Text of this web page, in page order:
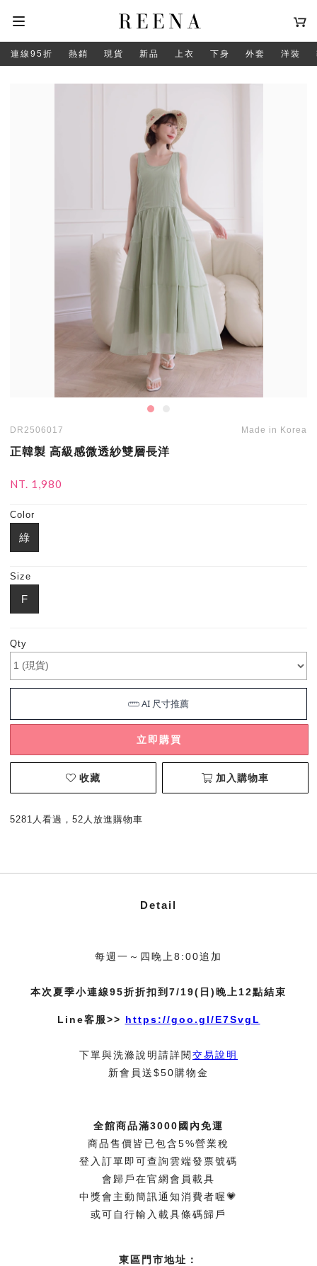
連線95折 熱銷 現貨 新品 上衣 下身 外套 洋裝
DR2506017 Made in Korea
正韓製 高級感微透紗雙層長洋
NT. 1,980
Color
綠
Size
F
Qty
立即購買
收藏 加入購物車
5281人看過，52人放進購物車
Detail
每週一～四晚上8:00追加
本次夏季小連線95折折扣到7/19(日)晚上12點結束
Line客服>> https://goo.gl/E7SvgL
下單與洗滌說明請詳閱交易說明
新會員送$50購物金
全館商品滿3000國內免運
商品售價皆已包含5%營業稅
登入訂單即可查詢雲端發票號碼
會歸戶在官網會員載具
中獎會主動簡訊通知消費者喔💗
或可自行輸入載具條碼歸戶
東區門市地址：